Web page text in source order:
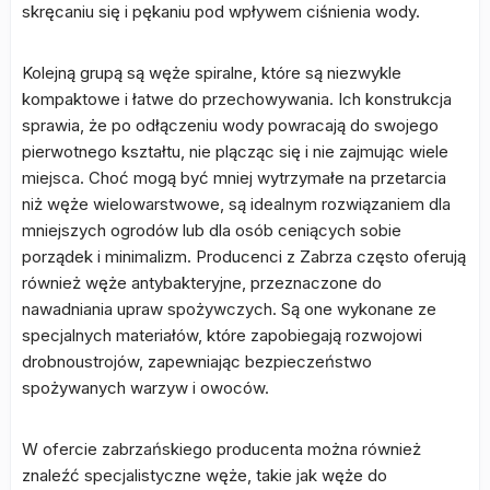
skręcaniu się i pękaniu pod wpływem ciśnienia wody.
Kolejną grupą są węże spiralne, które są niezwykle
kompaktowe i łatwe do przechowywania. Ich konstrukcja
sprawia, że po odłączeniu wody powracają do swojego
pierwotnego kształtu, nie plącząc się i nie zajmując wiele
miejsca. Choć mogą być mniej wytrzymałe na przetarcia
niż węże wielowarstwowe, są idealnym rozwiązaniem dla
mniejszych ogrodów lub dla osób ceniących sobie
porządek i minimalizm. Producenci z Zabrza często oferują
również węże antybakteryjne, przeznaczone do
nawadniania upraw spożywczych. Są one wykonane ze
specjalnych materiałów, które zapobiegają rozwojowi
drobnoustrojów, zapewniając bezpieczeństwo
spożywanych warzyw i owoców.
W ofercie zabrzańskiego producenta można również
znaleźć specjalistyczne węże, takie jak węże do